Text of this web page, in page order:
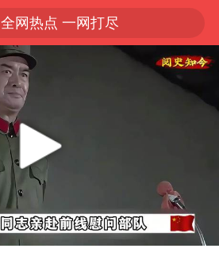
全网热点 一网打尽
04:28